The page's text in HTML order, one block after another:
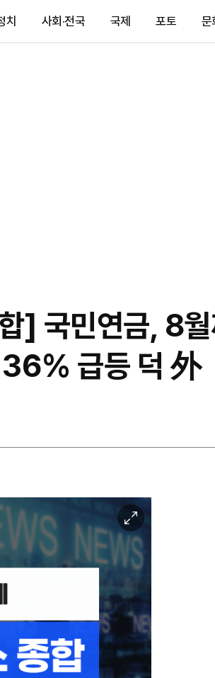
치 사회·전국 국제 포토 문
] 국민연금, 8
급등 덕 外
이
미
지
대